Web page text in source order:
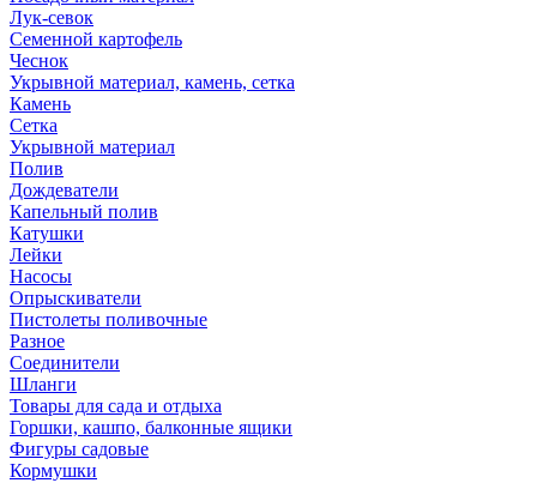
Лук-севок
Семенной картофель
Чеснок
Укрывной материал, камень, сетка
Камень
Сетка
Укрывной материал
Полив
Дождеватели
Капельный полив
Катушки
Лейки
Насосы
Опрыскиватели
Пистолеты поливочные
Разное
Соединители
Шланги
Товары для сада и отдыха
Горшки, кашпо, балконные ящики
Фигуры садовые
Кормушки